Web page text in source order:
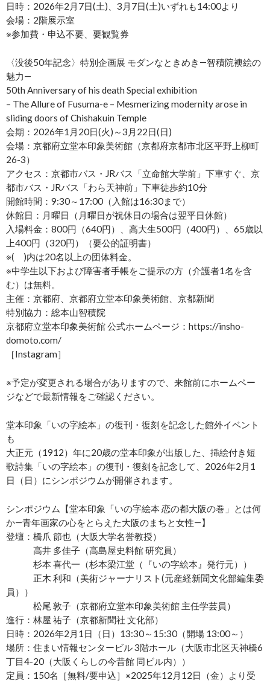
日時：2026年2月7日(土)、3月7日(土)いずれも14:00より
会場：2階展示室
※参加費・申込不要、要観覧券
〈没後50年記念〉特別企画展 モダンなときめき―智積院襖絵の
魅力―
50th Anniversary of his death Special exhibition
– The Allure of Fusuma-e – Mesmerizing modernity arose in
sliding doors of Chishakuin Temple
会期：2026年1月20日(火)～3月22日(日)
会場：京都府立堂本印象美術館（京都府京都市北区平野上柳町
26-3）
アクセス：京都市バス・JRバス「立命館大学前」下車すぐ、京
都市バス・JRバス「わら天神前」下車徒歩約10分
開館時間：9:30～17:00（入館は16:30まで）
休館日：月曜日（月曜日が祝休日の場合は翌平日休館）
入場料金：800円（640円）、高大生500円（400円）、65歳以
上400円（320円）（要公的証明書）
※( )内は20名以上の団体料金。
※中学生以下および障害者手帳をご提示の方（介護者1名を含
む）は無料。
主催：京都府、京都府立堂本印象美術館、京都新聞
特別協力：総本山智積院
京都府立堂本印象美術館 公式ホームページ：https://insho-
domoto.com/
［Instagram］
※予定が変更される場合がありますので、来館前にホームペー
ジなどで最新情報をご確認ください。
堂本印象「いの字絵本」の復刊・復刻を記念した館外イベント
も
大正元（1912）年に20歳の堂本印象が出版した、挿絵付き短
歌詩集「いの字絵本」の復刊・復刻を記念して、2026年2月1
日（日）にシンポジウムが開催されます。
シンポジウム【堂本印象「いの字絵本 恋の都大阪の巻」とは何
か―青年画家の心をとらえた大阪のまちと女性―】
登壇：橋爪 節也（大阪大学名誉教授）
高井 多佳子（高島屋史料館 研究員）
杉本 喜代一（杉本梁江堂（『いの字絵本』発行元））
正木 利和（美術ジャーナリスト(元産経新聞文化部編集委
員））
松尾 敦子（京都府立堂本印象美術館 主任学芸員）
進行：林屋 祐子（京都新聞社 文化部）
日時：2026年2月1日（日）13:30～15:30（開場 13:00～）
場所：住まい情報センタービル 3階ホール（大阪市北区天神橋6
丁目4-20（大阪くらしの今昔館 同ビル内））
定員：150名［無料/要申込］※2025年12月12日（金）より受